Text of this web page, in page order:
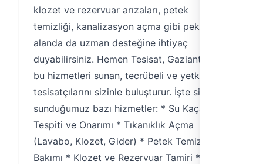
klozet ve rezervuar arızaları, petek
temizliği, kanalizasyon açma gibi pek çok
alanda da uzman desteğine ihtiyaç
duyabilirsiniz. Hemen Tesisat, Gaziantep'te
bu hizmetleri sunan, tecrübeli ve yetkin su
tesisatçılarını sizinle buluşturur. İşte size
sunduğumuz bazı hizmetler: * Su Kaçağı
Tespiti ve Onarımı * Tıkanıklık Açma
(Lavabo, Klozet, Gider) * Petek Temizliği ve
Bakımı * Klozet ve Rezervuar Tamiri *